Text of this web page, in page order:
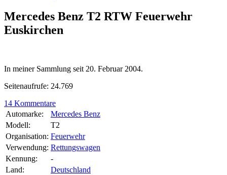
Mercedes Benz T2 RTW Feuerwehr
Euskirchen
In meiner Sammlung seit 20. Februar 2004.
Seitenaufrufe: 24.769
14 Kommentare
Automarke:
Mercedes Benz
Modell:
T2
Organisation: Feuerwehr
Verwendung: Rettungswagen
Kennung:
-
Land:
Deutschland